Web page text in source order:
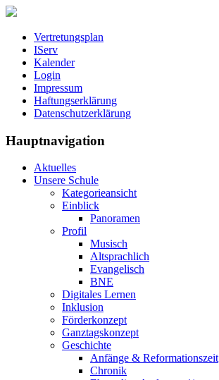
Vertretungsplan
IServ
Kalender
Login
Impressum
Haftungserklärung
Datenschutzerklärung
Hauptnavigation
Aktuelles
Unsere Schule
Kategorieansicht
Einblick
Panoramen
Profil
Musisch
Altsprachlich
Evangelisch
BNE
Digitales Lernen
Inklusion
Förderkonzept
Ganztagskonzept
Geschichte
Anfänge & Reformationszeit
Chronik